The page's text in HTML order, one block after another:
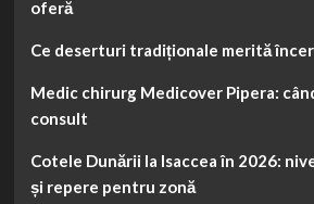
oferă
Ce deserturi tradiționale merită
Medic chirurg Medicover Pipera:
consult
Cotele Dunării la Isaccea în 2026:
și repere pentru zonă